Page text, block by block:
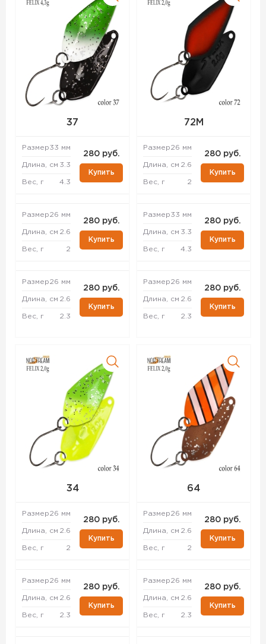
37
Размер33 мм
Длина, см 3.3
Вес, г 4.3
280 руб.
Купить
Размер26 мм
Длина, см 2.6
Вес, г 2
280 руб.
Купить
Размер26 мм
Длина, см 2.6
Вес, г 2.3
280 руб.
Купить
72M
Размер26 мм
Длина, см 2.6
Вес, г 2
280 руб.
Купить
Размер33 мм
Длина, см 3.3
Вес, г 4.3
280 руб.
Купить
Размер26 мм
Длина, см 2.6
Вес, г 2.3
280 руб.
Купить
34
Размер26 мм
Длина, см 2.6
Вес, г 2
280 руб.
Купить
Размер26 мм
Длина, см 2.6
Вес, г 2.3
280 руб.
Купить
64
Размер26 мм
Длина, см 2.6
Вес, г 2
280 руб.
Купить
Размер26 мм
Длина, см 2.6
Вес, г 2.3
280 руб.
Купить